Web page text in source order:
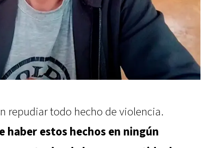
repudiar todo hecho de violencia.
haber estos hechos en ningún